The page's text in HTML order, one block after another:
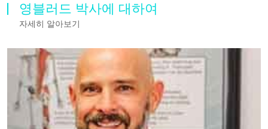
영블러드 박사에 대하여
자세히 알아보기